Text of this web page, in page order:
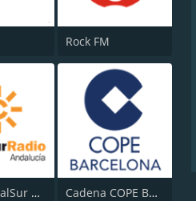
Rock FM
RTVA CanalSur Radio Cadena COPE Barcelona